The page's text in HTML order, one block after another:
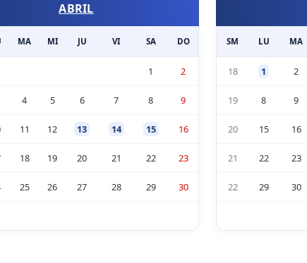
ABRIL
MA MI JU VI SA DO
1 2
4 5 6 7 8 9
11 12 13 14 15 16
18 19 20 21 22 23
25 26 27 28 29 30
SM LU MA
18 1 2
19 8 9
20 15 16
21 22 23
22 29 30